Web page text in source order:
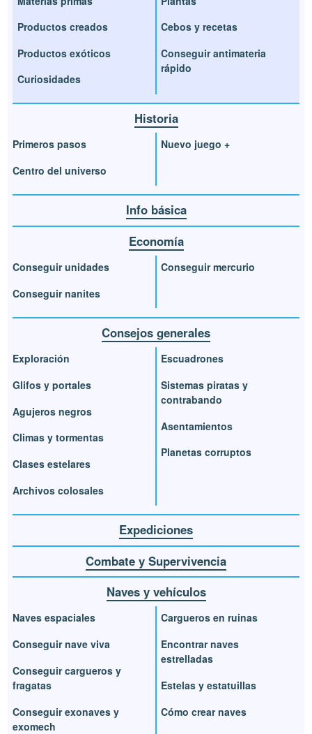
Productos creados
Productos exóticos
Curiosidades
Cebos y recetas
Conseguir antimateria
rápido
Historia
Primeros pasos
Centro del universo
Nuevo juego +
Info básica
Economía
Conseguir unidades
Conseguir nanites
Conseguir mercurio
Consejos generales
Exploración
Glifos y portales
Agujeros negros
Climas y tormentas
Clases estelares
Archivos colosales
Escuadrones
Sistemas piratas y
contrabando
Asentamientos
Planetas corruptos
Expediciones
Combate y Supervivencia
Naves y vehículos
Naves espaciales
Conseguir nave viva
Conseguir cargueros y
fragatas
Conseguir exonaves y
exomech
Cargueros en ruinas
Encontrar naves
estrelladas
Estelas y estatuillas
Cómo crear naves